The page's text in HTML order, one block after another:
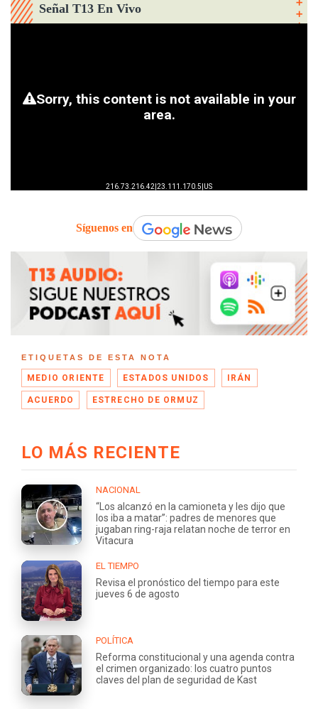
Señal T13 En Vivo
Síguenos en
ETIQUETAS DE ESTA NOTA
MEDIO ORIENTE ESTADOS UNIDOS IRÁN
ACUERDO ESTRECHO DE ORMUZ
LO MÁS RECIENTE
NACIONAL
“Los alcanzó en la camioneta y les dijo que
los iba a matar”: padres de menores que
jugaban ring-raja relatan noche de terror en
Vitacura
EL TIEMPO
Revisa el pronóstico del tiempo para este
jueves 6 de agosto
POLÍTICA
Reforma constitucional y una agenda contra
el crimen organizado: los cuatro puntos
claves del plan de seguridad de Kast